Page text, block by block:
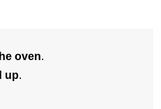
oven.
up.